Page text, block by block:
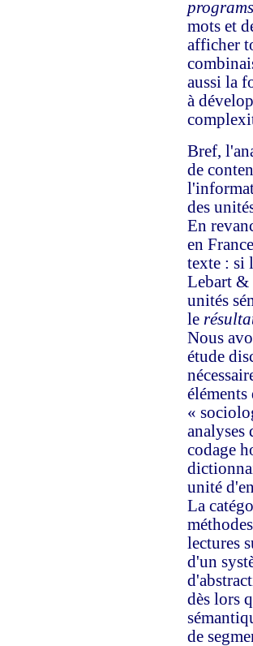
programs
mots et
afficher
aussi la
à
Bref,
de
des
En
en
texte : si
Lebart &
unités
le
Nous
étude
«
analyses
codage
unité
La
lectures
d'un
dès lors
de